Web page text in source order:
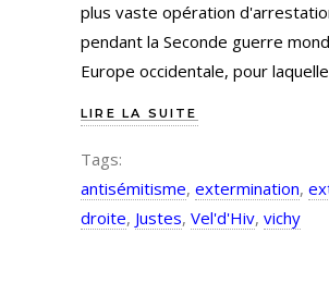
plus vaste opération
pendant la Seconde guerre
Europe occidentale, pour laquelle
LIRE LA SUITE
Tags:
antisémitisme, extermination,
droite, Justes, Vel'd'Hiv, vichy